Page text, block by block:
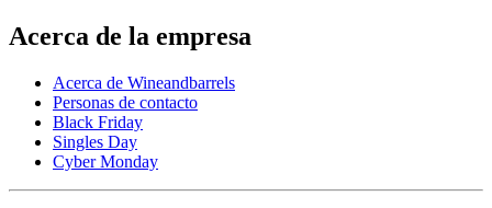
Acerca de la empresa
Acerca de Wineandbarrels
Personas de contacto
Black Friday
Singles Day
Cyber Monday